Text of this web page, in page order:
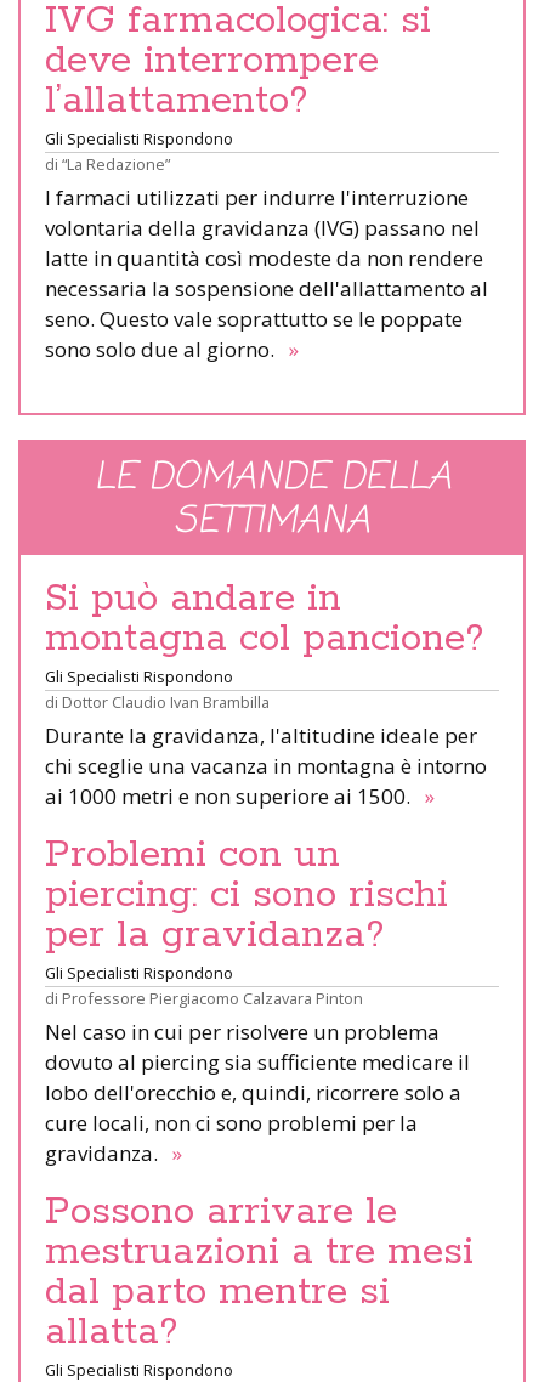
IVG farmacologica: si
deve interrompere
l’allattamento?
Gli Specialisti Rispondono
di “La Redazione”
I farmaci utilizzati per indurre l'interruzione
volontaria della gravidanza (IVG) passano nel
latte in quantità così modeste da non rendere
necessaria la sospensione dell'allattamento al
seno. Questo vale soprattutto se le poppate
sono solo due al giorno. »
LE DOMANDE DELLA
SETTIMANA
Si può andare in
montagna col pancione?
Gli Specialisti Rispondono
di Dottor Claudio Ivan Brambilla
Durante la gravidanza, l'altitudine ideale per
chi sceglie una vacanza in montagna è intorno
ai 1000 metri e non superiore ai 1500. »
Problemi con un
piercing: ci sono rischi
per la gravidanza?
Gli Specialisti Rispondono
di Professore Piergiacomo Calzavara Pinton
Nel caso in cui per risolvere un problema
dovuto al piercing sia sufficiente medicare il
lobo dell'orecchio e, quindi, ricorrere solo a
cure locali, non ci sono problemi per la
gravidanza. »
Possono arrivare le
mestruazioni a tre mesi
dal parto mentre si
allatta?
Gli Specialisti Rispondono